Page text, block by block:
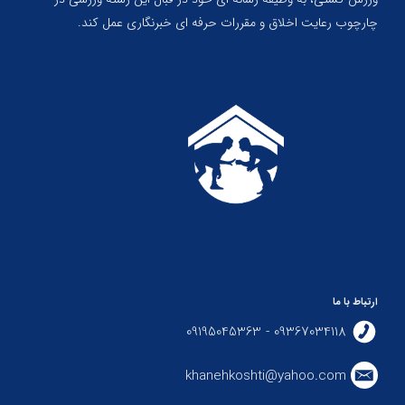
چارچوب رعایت اخلاق و مقررات حرفه ای خبرنگاری عمل کند.
ارتباط با ما
09367034118 - 09195045363
khanehkoshti@yahoo.com